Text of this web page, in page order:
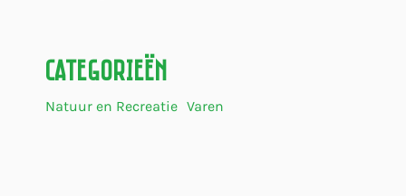
Categorieën
Natuur en Recreatie Varen